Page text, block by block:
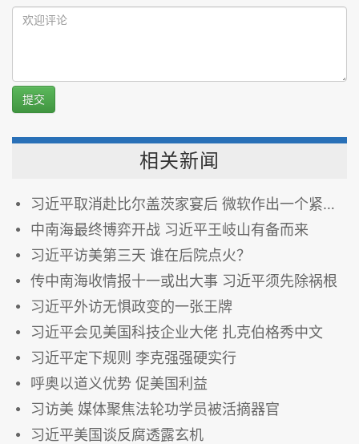
提交
相关新闻
习近平取消赴比尔盖茨家宴后 微软作出一个紧急决定
中南海最终博弈开战 习近平王岐山有备而来
习近平访美第三天 谁在后院点火？
传中南海收情报十一或出大事 习近平须先除祸根
习近平外访无惧政变的一张王牌
习近平会见美国科技企业大佬 扎克伯格秀中文
习近平定下规则 李克强强硬实行
呼奥以道义优势 促美国利益
习访美 媒体聚焦法轮功学员被活摘器官
习近平美国谈反腐透露玄机